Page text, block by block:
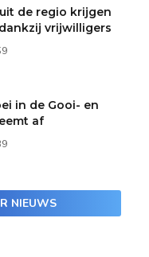
de regio krijgen
vrijwilligers
in de Gooi- en
af
NIEUWS